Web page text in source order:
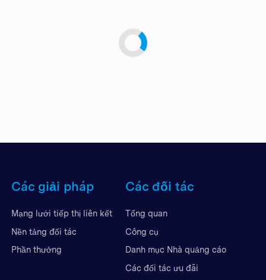
Các giải pháp
Mạng lưới tiếp thị liên kết
Nền tảng đối tác
Phần thưởng
Các đối tác
Tổng quan
Công cụ
Danh mục Nhà quảng cáo
Các đối tác ưu đãi